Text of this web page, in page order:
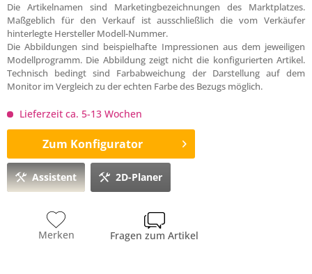
Die Artikelnamen sind Marketingbezeichnungen des Marktplatzes.
Maßgeblich für den Verkauf ist ausschließlich die vom Verkäufer
hinterlegte Hersteller Modell-Nummer.
Die Abbildungen sind beispielhafte Impressionen aus dem jeweiligen
Modellprogramm. Die Abbildung zeigt nicht die konfigurierten Artikel.
Technisch bedingt sind Farbabweichung der Darstellung auf dem
Monitor im Vergleich zu der echten Farbe des Bezugs möglich.
Lieferzeit ca. 5-13 Wochen
Zum Konfigurator
Assistent 2D-Planer
Merken Fragen zum Artikel